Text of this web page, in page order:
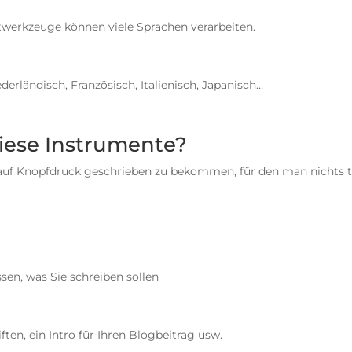
können viele Sprachen verarbeiten.
Französisch, Italienisch, Japanisch…
Instrumente?
Knopfdruck geschrieben zu bekommen, für den man nichts
was Sie schreiben sollen
ein Intro für Ihren Blogbeitrag usw.